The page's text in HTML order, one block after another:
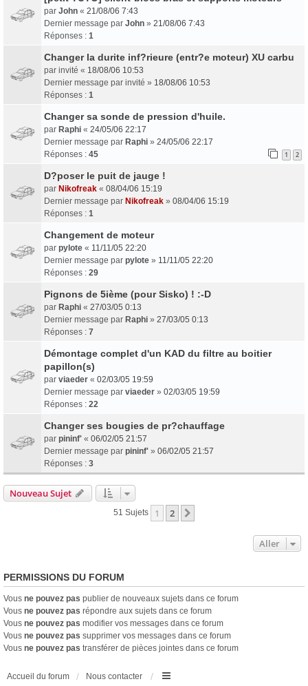
par John « 21/08/06 7:43
Dernier message par John » 21/08/06 7:43
Réponses : 1
Changer la durite inf?rieure (entr?e moteur) XU carbu
par invité « 18/08/06 10:53
Dernier message par invité » 18/08/06 10:53
Réponses : 1
Changer sa sonde de pression d'huile.
par Raphi « 24/05/06 22:17
Dernier message par Raphi » 24/05/06 22:17
Réponses : 45 1 2
D?poser le puit de jauge !
par Nikofreak « 08/04/06 15:19
Dernier message par Nikofreak » 08/04/06 15:19
Réponses : 1
Changement de moteur
par pylote « 11/11/05 22:20
Dernier message par pylote » 11/11/05 22:20
Réponses : 29
Pignons de 5ième (pour Sisko) ! :-D
par Raphi « 27/03/05 0:13
Dernier message par Raphi » 27/03/05 0:13
Réponses : 7
Démontage complet d'un KAD du filtre au boitier
papillon(s)
par viaeder « 02/03/05 19:59
Dernier message par viaeder » 02/03/05 19:59
Réponses : 22
Changer ses bougies de pr?chauffage
par pininf' « 06/02/05 21:57
Dernier message par pininf' » 06/02/05 21:57
Réponses : 3
Nouveau Sujet
51 Sujets 1 2
Aller
PERMISSIONS DU FORUM
Vous ne pouvez pas publier de nouveaux sujets dans ce forum
Vous ne pouvez pas répondre aux sujets dans ce forum
Vous ne pouvez pas modifier vos messages dans ce forum
Vous ne pouvez pas supprimer vos messages dans ce forum
Vous ne pouvez pas transférer de pièces jointes dans ce forum
Accueil du forum Nous contacter